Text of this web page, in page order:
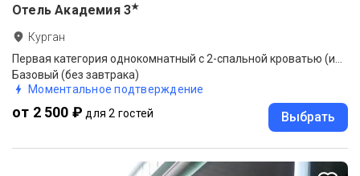
Отель Академия 3★
Курган
Базовый (без завтрака)
Моментальное подтверждение
от 2 500 ₽ для 2 гостей Выбрать